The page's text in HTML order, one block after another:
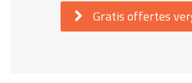
Gratis offertes